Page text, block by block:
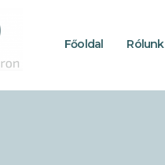
Főoldal Rólunk